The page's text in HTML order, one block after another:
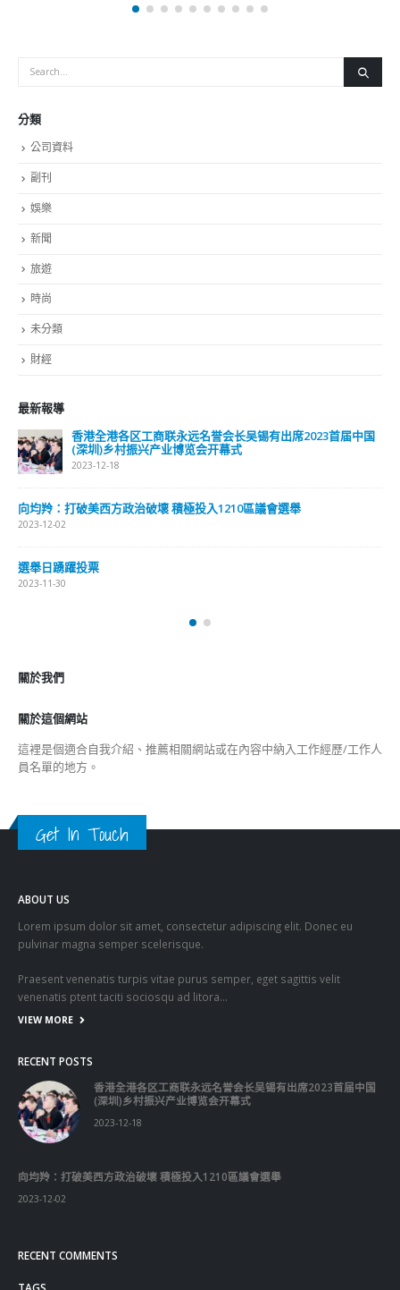
员，将组成第六届特区政府的管治团队。我和团队会同心协
珠继续在国际舞台上发光、发亮！ （来源：香港文汇报）
分類
公司資料
副刊
娛樂
新聞
旅遊
未分類
財經
最新報導
出席2023首届中国
選舉
選舉日踴躍投票 文: 朱家健
關於我們
這裡是個適合自我介紹、推薦相關網站或在內容中納入工作經歷/工作人
員名單的地方。
Get In Touch
ABOUT US
Lorem ipsum dolor sit amet, consectetur adipiscing elit. Donec eu
pulvinar magna semper scelerisque.
Praesent venenatis turpis vitae purus semper, eget sagittis velit
venenatis ptent taciti sociosqu ad litora…
VIEW MORE
RECENT POSTS
香港全港各区工商联永远名誉会长吴锡有出席2023首届中国
(深圳)乡村振兴产业博览会开幕式
向均羚：打破美西方政治破壞 積極投入1210區議會選舉
2023-12-02